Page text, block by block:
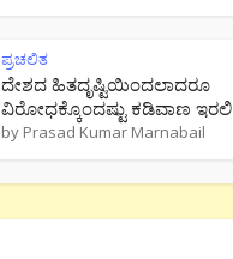
ಪ್ರಚಲಿತ
ದೇಶದ ಹಿತದೃಷ್ಟಿಯಿಂದಲಾದರೂ
ವಿರೋಧಕ್ಕೊಂದಷ್ಟು ಕಡಿವಾಣ ಇರಲಿ
by Prasad Kumar Marnabail